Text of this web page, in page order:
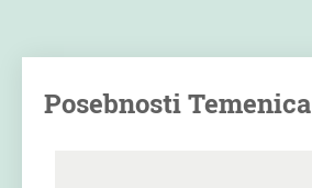
Posebnosti Temenica